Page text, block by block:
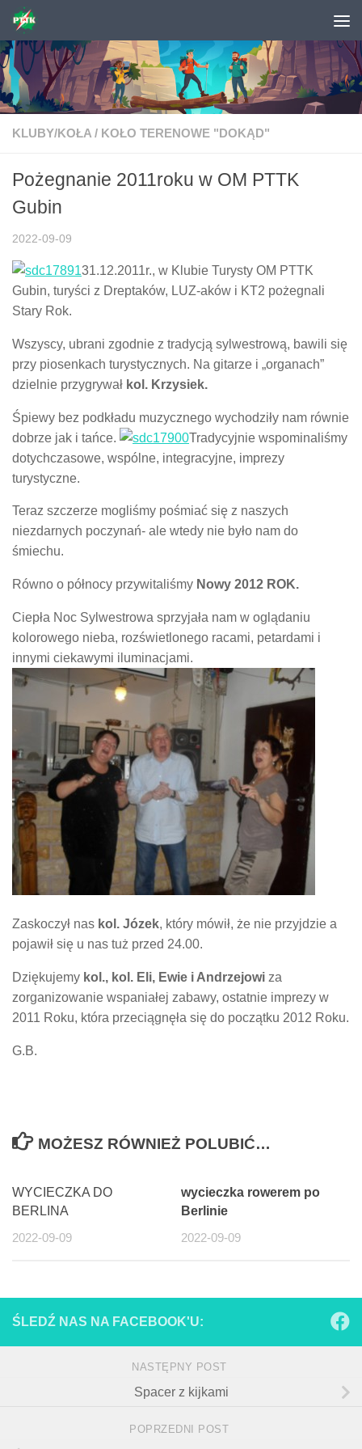
Skip to content
KLUBY/KOŁA / KOŁO TERENOWE "DOKĄD"
Pożegnanie 2011roku w OM PTTK
Gubin
2022-09-09
31.12.2011r., w Klubie Turysty OM PTTK
Gubin, turyści z Dreptaków, LUZ-aków i KT2 pożegnali
Stary Rok.
Wszyscy, ubrani zgodnie z tradycją sylwestrową, bawili się
przy piosenkach turystycznych. Na gitarze i „organach”
dzielnie przygrywał kol. Krzysiek.
Śpiewy bez podkładu muzycznego wychodziły nam równie
dobrze jak i tańce.
Tradycyjnie wspominaliśmy
dotychczasowe, wspólne, integracyjne, imprezy
turystyczne.
Teraz szczerze mogliśmy pośmiać się z naszych
niezdarnych poczynań- ale wtedy nie było nam do
śmiechu.
Równo o północy przywitaliśmy Nowy 2012 ROK.
Ciepła Noc Sylwestrowa sprzyjała nam w oglądaniu
kolorowego nieba, rozświetlonego racami, petardami i
innymi ciekawymi iluminacjami.
Zaskoczył nas kol. Józek, który mówił, że nie przyjdzie a
pojawił się u nas tuż przed 24.00.
Dziękujemy kol., kol. Eli, Ewie i Andrzejowi za
zorganizowanie wspaniałej zabawy, ostatnie imprezy w
2011 Roku, która przeciągnęła się do początku 2012 Roku.
G.B.
MOŻESZ RÓWNIEŻ POLUBIĆ…
WYCIECZKA DO
BERLINA
2022-09-09
wycieczka rowerem po
Berlinie
2022-09-09
ŚLEDŹ NAS NA FACEBOOK'U:
NASTĘPNY POST
Spacer z kijkami
POPRZEDNI POST